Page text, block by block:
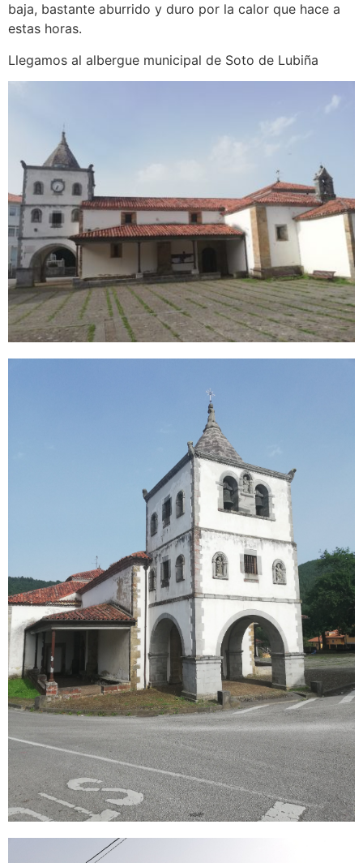
baja, bastante aburrido y duro por la calor que hace a
estas horas.
Llegamos al albergue municipal de Soto de Lubiña